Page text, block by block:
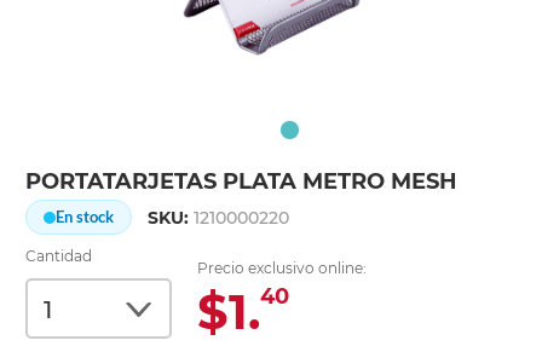
PORTATARJETAS PLATA METRO MESH
En stock SKU:1210000220
Cantidad
Precio exclusivo online:
$1.40